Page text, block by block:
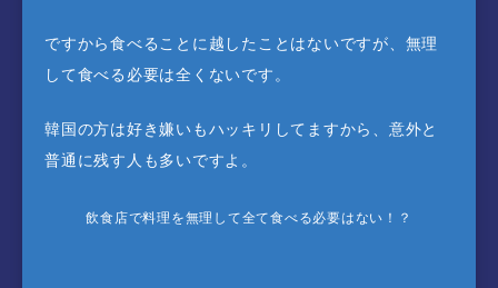
ですから食べることに越したことはないですが、無理
して食べる必要は全くないです。
韓国の方は好き嫌いもハッキリしてますから、意外と
普通に残す人も多いですよ。
飲食店で料理を無理して全て食べる必要はない！？